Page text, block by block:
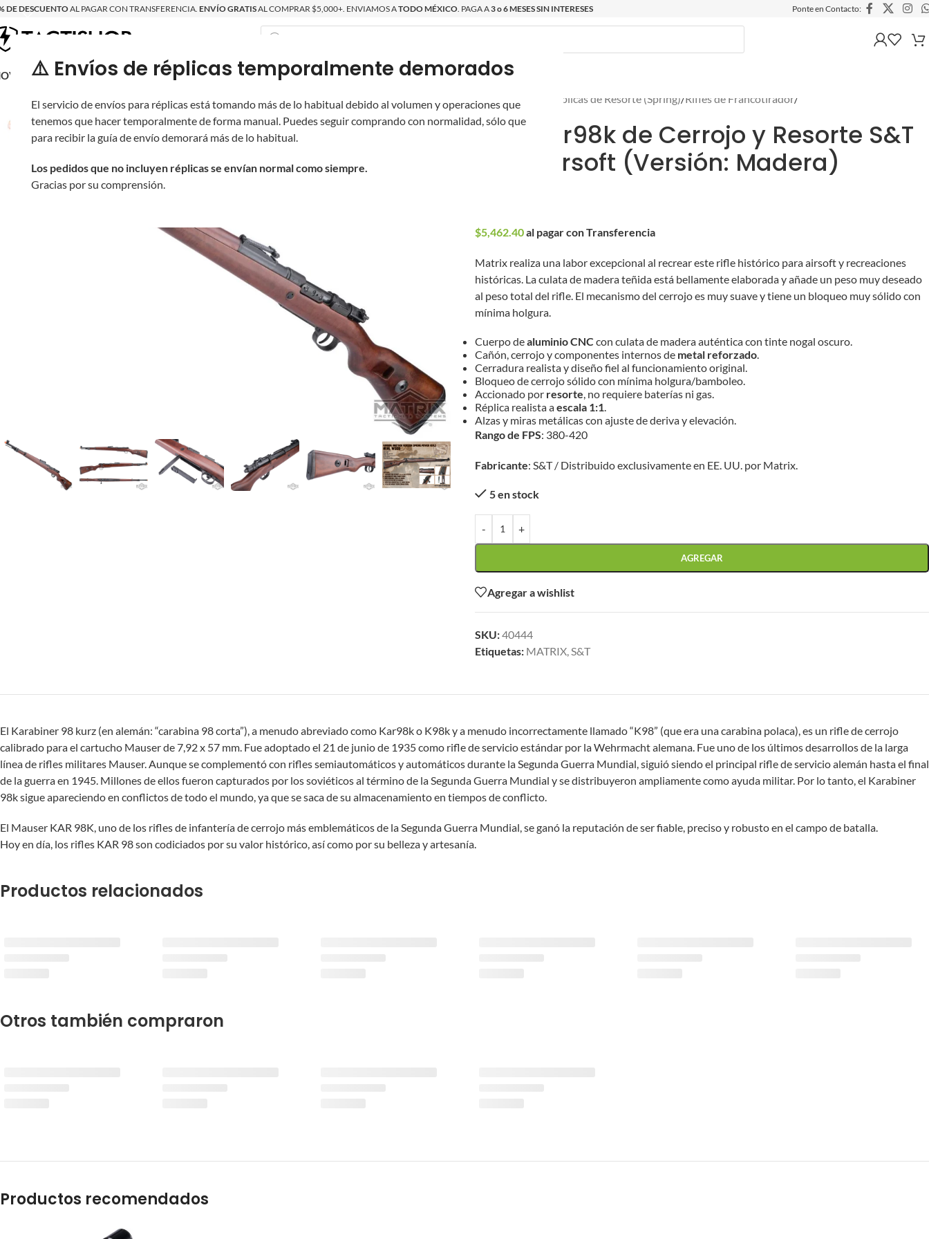
⚠️ Envíos de réplicas temporalmente demorados
El servicio de envíos para réplicas está tomando más de lo habitual debido al volumen y operaciones que
tenemos que hacer temporalmente de forma manual. Puedes seguir comprando con normalidad, sólo que
para recibir la guía de envío demorará más de lo habitual.
Los pedidos que no incluyen réplicas se envían normal como siempre.
Gracias por su comprensión.
DE DESCUENTOAL PAGAR CON TRANSFERENCIA. ENVÍO GRATISAL COMPRAR $5,000+. ENVIAMOS ATODO MÉXICO . PAGA A3 o 6 MESES SIN INTERESES Ponte en Contacto:
RÉPLICASPARTES Y ACCESORIOSEQUIPOPRODUCTOS NUEVOSPROMOCIONES
Inicio Réplicas de Resorte (Spring)/Rifles de Francotirador/
Rifle Kar98k de Cerrojo y Resorte S&T
para Airsoft (Versión: Madera)
$5,462.40al pagar con Transferencia
Matrix realiza una labor excepcional al recrear este rifle histórico para airsoft y recreaciones
históricas. La culata de madera teñida está bellamente elaborada y añade un peso muy deseado
al peso total del rifle. El mecanismo del cerrojo es muy suave y tiene un bloqueo muy sólido con
mínima holgura.
Cuerpo dealuminio CNC con culata de madera auténtica con tinte nogal oscuro.
Cañón, cerrojo y componentes internos de metal reforzado.
Cerradura realista y diseño fiel al funcionamiento original.
Bloqueo de cerrojo sólido con mínima holgura/bamboleo.
Accionado por resorte, no requiere baterías ni gas.
Réplica realista aescala 1:1.
Alzas y miras metálicas con ajuste de deriva y elevación.
Rango de FPS: 380-420
Fabricante: S&T / Distribuido exclusivamente en EE. UU. por Matrix.
5 en stock
- +
AGREGAR
Agregar a wishlist
SKU:40444
Etiquetas: MATRIX,S&T
El Karabiner 98 kurz (en alemán: “carabina 98 corta”), a menudo abreviado como Kar98k o K98k y a menudo incorrectamente llamado “K98” (que era una carabina polaca), es un rifle de cerrojo
calibrado para el cartucho Mauser de 7,92 x 57 mm. Fue adoptado el 21 de junio de 1935 como rifle de servicio estándar por la Wehrmacht alemana. Fue uno de los últimos desarrollos de la larga
línea de rifles militares Mauser. Aunque se complementó con rifles semiautomáticos y automáticos durante la Segunda Guerra Mundial, siguió siendo el principal rifle de servicio alemán hasta el final
de la guerra en 1945. Millones de ellos fueron capturados por los soviéticos al término de la Segunda Guerra Mundial y se distribuyeron ampliamente como ayuda militar. Por lo tanto, el Karabiner
98k sigue apareciendo en conflictos de todo el mundo, ya que se saca de su almacenamiento en tiempos de conflicto.
El Mauser KAR 98K, uno de los rifles de infantería de cerrojo más emblemáticos de la Segunda Guerra Mundial, se ganó la reputación de ser fiable, preciso y robusto en el campo de batalla.
Hoy en día, los rifles KAR 98 son codiciados por su valor histórico, así como por su belleza y artesanía.
Productos relacionados
Otros también compraron
Productos recomendados